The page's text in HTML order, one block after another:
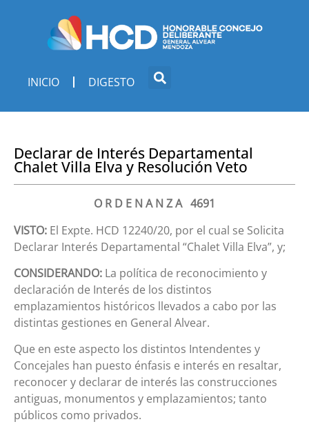
INICIO DIGESTO
Declarar de Interés Departamental
Chalet Villa Elva y Resolución Veto
O R D E N A N Z A 4691
VISTO: El Expte. HCD 12240/20, por el cual se Solicita
Declarar Interés Departamental “Chalet Villa Elva”, y;
CONSIDERANDO: La política de reconocimiento y
declaración de Interés de los distintos
emplazamientos históricos llevados a cabo por las
distintas gestiones en General Alvear.
Que en este aspecto los distintos Intendentes y
Concejales han puesto énfasis e interés en resaltar,
reconocer y declarar de interés las construcciones
antiguas, monumentos y emplazamientos; tanto
públicos como privados.